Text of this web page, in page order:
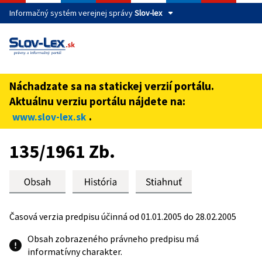
Informačný systém verejnej správySlov-lex
Táto stránka je zabezpečená
cez zabezpečenú webovú stránku verejnej správy SR.
Zabezpečená stránka vždy začína https:// pred názvom
domény webového sídla.
Náchadzate sa na statickej verzií portálu.
Aktuálnu verziu portálu nájdete na:
www.slov-lex.sk .
Preskoč na obsah
135/1961 Zb.
Časová verzia predpisu účinná od 01.01.2005 do 28.02.2005
Obsah zobrazeného právneho predpisu má
informatívny charakter.